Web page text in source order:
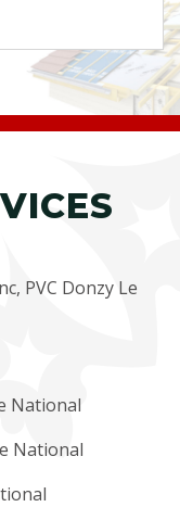
PVC Donzy Le
National
National